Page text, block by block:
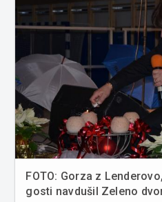
FOTO: Gorza z
gosti navdušil Zeleno